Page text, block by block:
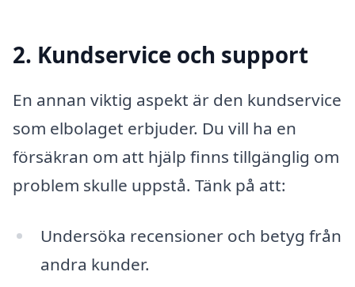
2. Kundservice och support
En annan viktig aspekt är den kundservice
som elbolaget erbjuder. Du vill ha en
försäkran om att hjälp finns tillgänglig om
problem skulle uppstå. Tänk på att:
Undersöka recensioner och betyg från
andra kunder.